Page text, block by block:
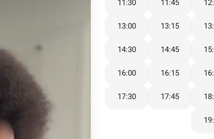
11:30 11:45
13:00 13:15
14:30 14:45
16:00 16:15
17:30 17:45